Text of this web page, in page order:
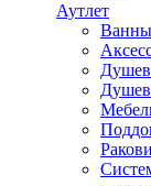
Аутлет
Ванны